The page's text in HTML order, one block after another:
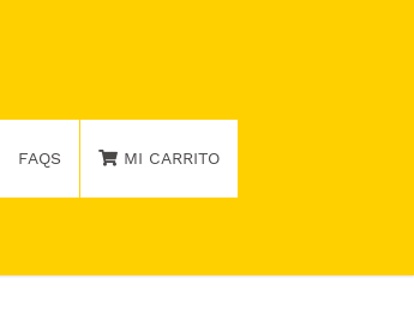
FAQS MI CARRITO